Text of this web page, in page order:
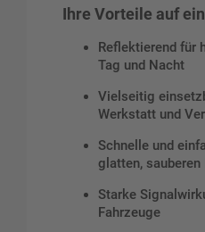
Ihre Vorteile auf
Reflektierend für
Tag und Nacht
Vielseitig
Werkstatt und
Schnelle und
glatten, sauberen
Starke
Fahrzeuge